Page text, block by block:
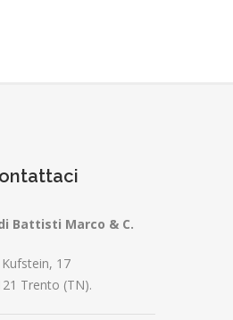
Battisti Marco & C.
Kufstein, 17
Trento (TN).